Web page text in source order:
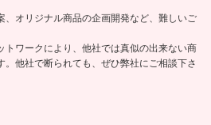
、オリジナル商品の企画開発など、難しいご
トワークにより、他社では真似の出来ない商
他社で断られても、ぜひ弊社にご相談下さ